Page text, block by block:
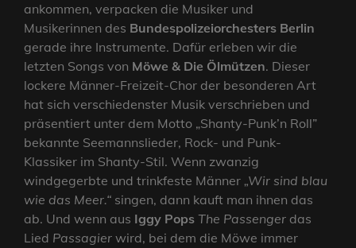
ankommen, verpacken die Musiker und
Musikerinnen des Bundespolizeiorchesters Berlin
gerade ihre Instrumente. Dafür erleben wir die
letzten Songs von Möwe & Die Ölmützen. Dieser
lockere Männer-Freizeit-Chor der besonderen Art
hat sich verschiedenster Musik verschrieben und
präsentiert unter dem Motto „Shanty-Punk’n Roll”
bekannte Seemannslieder, Rock- und Punk-
Klassiker im Shanty-Stil. Wenn zwanzig
windgegerbte und trinkfeste Männer „Wir sind blau
wie das Meer.“ singen, dann kauft man ihnen das
ab. Und wenn aus Iggy Pops The Passenger das
Lied Passagier wird, bei dem die Möwe immer